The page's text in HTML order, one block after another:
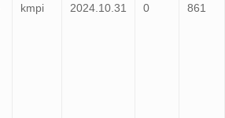
kmpi 2024.10.31 0 861